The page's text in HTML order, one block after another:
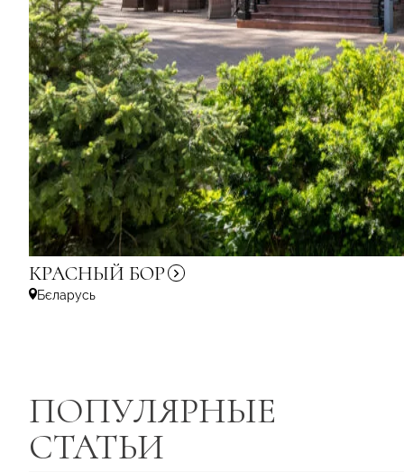
КРАСНЫЙ БОР
Бєларусь
ПОПУЛЯРНЫЕ
СТАТЬИ